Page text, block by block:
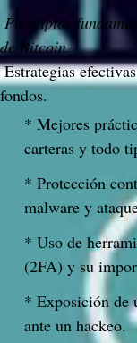
de Bitcoin.
Estrategias efectivas para resguardar y mantener seguros los
fondos.
* Mejores
carteras y todo
* Protección
malware y
* Uso de
(2FA) y su
* Exposición de
ante un hackeo.